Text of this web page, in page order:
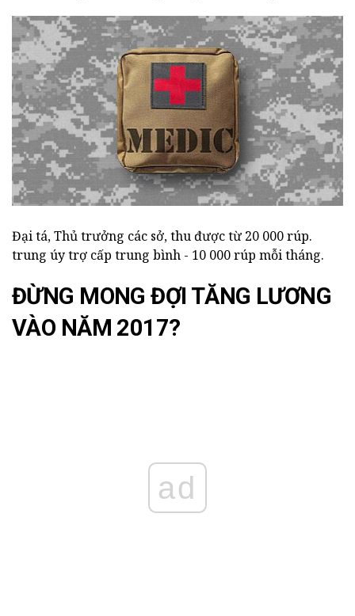
Đại tá, Thủ trưởng các sở, thu được từ 20 000 rúp.
trung úy trợ cấp trung bình - 10 000 rúp mỗi tháng.
ĐỪNG MONG ĐỢI TĂNG LƯƠNG
VÀO NĂM 2017?
ad